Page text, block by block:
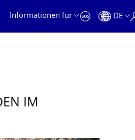
Informationen für
DE
IM W